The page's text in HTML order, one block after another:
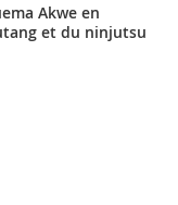
Akwe en
et du ninjutsu